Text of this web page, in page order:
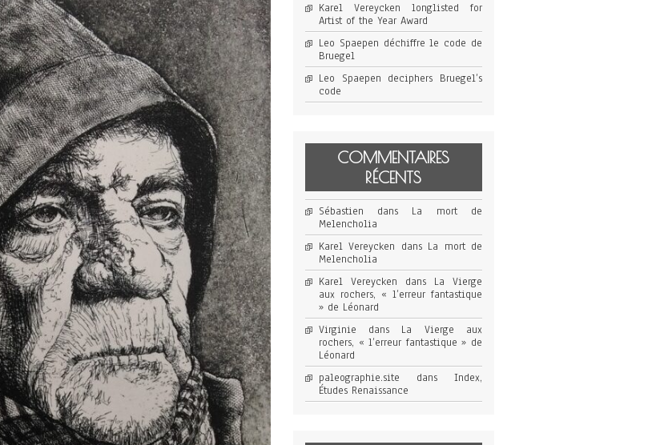
Karel Vereycken longlisted for
Artist of the Year Award
Leo Spaepen déchiffre le code de
Bruegel
Leo Spaepen deciphers Bruegel’s
code
COMMENTAIRES
RÉCENTS
Sébastien dans La mort de
Melencholia
Karel Vereycken dans La mort de
Melencholia
Karel Vereycken dans La Vierge
aux rochers, « l’erreur fantastique
» de Léonard
Virginie dans La Vierge aux
rochers, « l’erreur fantastique » de
Léonard
paleographie.site dans Index,
Études Renaissance